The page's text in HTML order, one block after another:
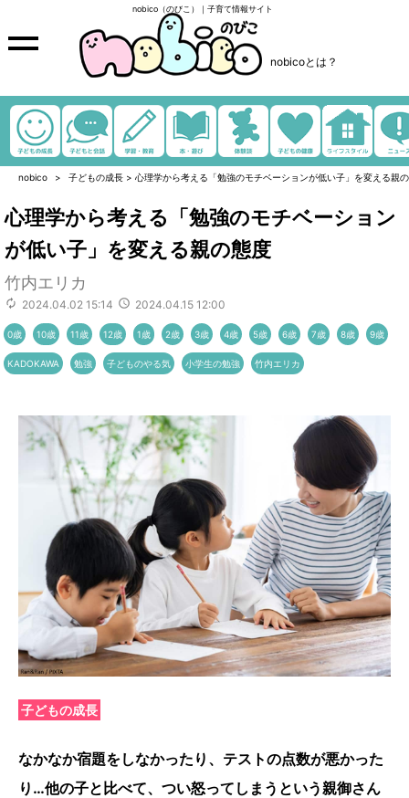
nobico（のびこ）｜子育て情報サイト
nobicoとは？
nobico 子どもの成長 > 心理学から考える「勉強のモチベーションが低い子」を変える親
心理学から考える「勉強のモチベーション
が低い子」を変える親の態度
竹内エリカ
2024.04.02 15:14 2024.04.15 12:00
0歳 10歳 11歳 12歳 1歳 2歳 3歳 4歳 5歳 6歳 7歳 8歳 9歳
KADOKAWA 勉強 子どものやる気 小学生の勉強 竹内エリカ
子どもの成長
なかなか宿題をしなかったり、テストの点数が悪かった
り…他の子と比べて、つい怒ってしまうという親御さん